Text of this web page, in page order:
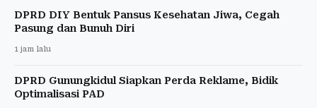
DPRD DIY Bentuk Pansus Kesehatan Jiwa, Cegah
Pasung dan Bunuh Diri
1 jam lalu
DPRD Gunungkidul Siapkan Perda Reklame, Bidik
Optimalisasi PAD